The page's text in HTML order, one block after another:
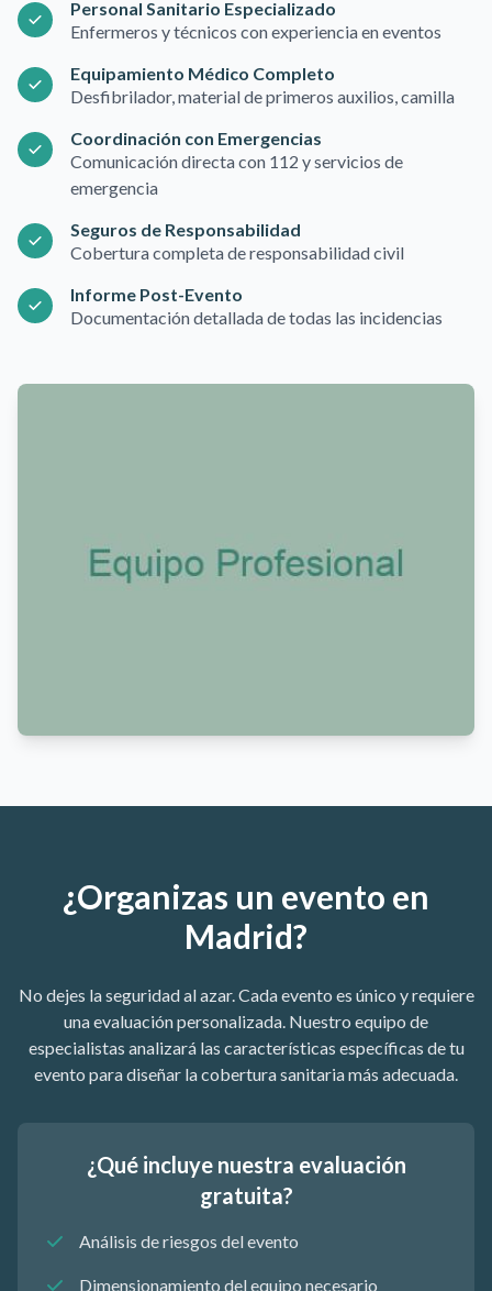
Personal Sanitario Especializado
Enfermeros y técnicos con experiencia en eventos
Equipamiento Médico Completo
Desfibrilador, material de primeros auxilios, camilla
Coordinación con Emergencias
Comunicación directa con 112 y servicios de
emergencia
Seguros de Responsabilidad
Cobertura completa de responsabilidad civil
Informe Post-Evento
Documentación detallada de todas las incidencias
¿Organizas un evento en
Madrid?
No dejes la seguridad al azar. Cada evento es único y requiere
una evaluación personalizada. Nuestro equipo de
especialistas analizará las características específicas de tu
evento para diseñar la cobertura sanitaria más adecuada.
¿Qué incluye nuestra evaluación
gratuita?
Análisis de riesgos del evento
Dimensionamiento del equipo necesario